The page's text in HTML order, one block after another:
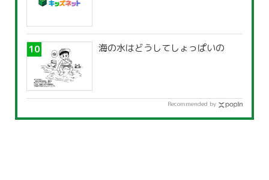
海の水はどうしてしょっぱいの
Recommended by